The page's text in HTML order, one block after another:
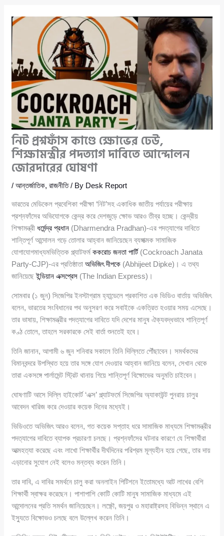
নিট প্রশ্নফাঁস কাণ্ডে ক্ষোভের ঢেউ,
শিক্ষামন্ত্রীর পদত্যাগ দাবিতে আন্দোলন
জোরদারের ঘোষণা
/আন্তর্জাতিক,রাজনীতি/ By Desk Report
ভারতের মেডিকেল প্রবেশিকা পরীক্ষা ‘নিট’সহ একাধিক জাতীয় পর্যায়ের পরীক্ষায়
প্রশ্নফাঁসের অভিযোগকে কেন্দ্র করে দেশজুড়ে ক্ষোভ আরও তীব্র হচ্ছে। কেন্দ্রীয়
শিক্ষামন্ত্রীধর্মেন্দ্র প্রধান (Dharmendra Pradhan)-এর পদত্যাগের দাবিতে
শান্তিপূর্ণ আন্দোলন গড়ে তোলার আহ্বান জানিয়েছেন ব্যঙ্গাত্মক সামাজিক
যোগাযোগমাধ্যমভিত্তিক প্ল্যাটফর্মককরোচ জনতা পার্টি(Cockroach Janata
Party-CJP)-এর প্রতিষ্ঠাতাঅভিজিৎ দীপকে (Abhijeet Dipke)। এ তথ্য
জানিয়েছেইন্ডিয়ান এক্সপ্রেস (The Indian Express)।
সোমবার (১ জুন) সিজেপির ইনস্টাগ্রাম হ্যান্ডেলে প্রকাশিত এক ভিডিও বার্তায় অভিজিৎ
বলেন, ভারতের সংবিধানের পথ অনুসরণ করে সবাইকে একত্রিত হওয়ার সময় এসেছে।
তার ভাষায়, শিক্ষামন্ত্রীর পদত্যাগের দাবিতে যদি দেশের মানুষ ঐক্যবদ্ধভাবে শান্তিপূর্ণ
কণ্ঠ তোলে, তাহলে সরকারকে সেই বার্তা শুনতেই হবে।
তিনি জানান, আগামী ৬ জুন শনিবার সকালে তিনি দিল্লিতে পৌঁছাবেন। সমর্থকদের
বিমানবন্দরে উপস্থিত হয়ে তার সঙ্গে যোগ দেওয়ার আহ্বান জানিয়ে বলেন, সেখান থেকে
তারা একসঙ্গে পার্লামেন্ট স্ট্রিট থানায় গিয়ে শান্তিপূর্ণ বিক্ষোভের অনুমতি চাইবেন।
ঘোষণাটি আসে দিল্লি হাইকোর্ট ‘এক্স’ প্ল্যাটফর্মে সিজেপির অ্যাকাউন্ট পুনরায় চালুর
আবেদন খারিজ করে দেওয়ার কয়েক দিনের মধ্যেই।
ভিডিওতে অভিজিৎ আরও বলেন, গত কয়েক সপ্তাহ ধরে সামাজিক মাধ্যমে শিক্ষামন্ত্রীর
পদত্যাগের দাবিতে ব্যাপক প্রচারণা চলছে। প্রশ্নফাঁসের ঘটনার কারণে যে শিক্ষার্থীরা
আত্মহত্যা করেছে এবং লাখো শিক্ষার্থীর দীর্ঘদিনের পরিশ্রম মূল্যহীন হয়ে গেছে, তার দায়
এড়ানোর সুযোগ নেই বলেও মন্তব্য করেন তিনি।
তার দাবি, এ দাবির সমর্থনে চালু করা অনলাইন পিটিশনে ইতোমধ্যে আট লাখের বেশি
শিক্ষার্থী স্বাক্ষর করেছেন। পাশাপাশি কোটি কোটি মানুষ সামাজিক মাধ্যমে এই
আন্দোলনের প্রতি সমর্থন জানিয়েছেন। লক্ষ্ণৌ, জয়পুর ও মহারাষ্ট্রসহ বিভিন্ন স্থানে এ
ইস্যুতে বিক্ষোভও চলছে বলে উল্লেখ করেন তিনি।